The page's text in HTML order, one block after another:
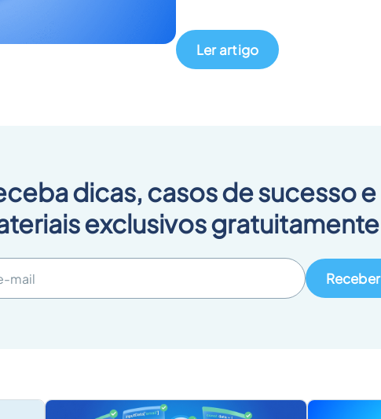
Ler artigo
dicas, casos de sucesso e
exclusivos gratuitamente
Receber